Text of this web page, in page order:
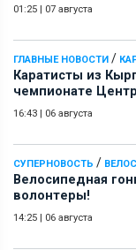
01:25 | 07 августа
ГЛАВНЫЕ НОВОСТИ /
Каратисты из
чемпионате
16:43 | 06 августа
СУПЕРНОВОСТЬ /
Велосипедная
волонтеры!
14:25 | 06 августа